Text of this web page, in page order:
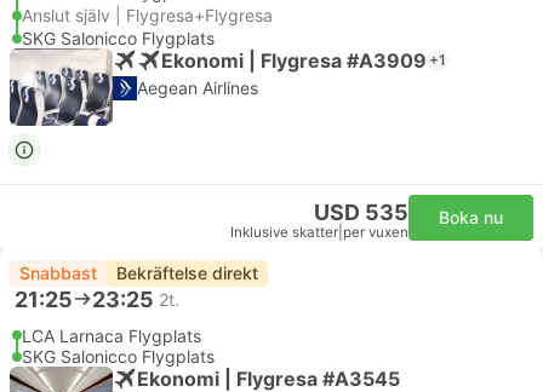
Anslut själv | Flygresa+Flygresa
SKG Salonicco Flygplats
Ekonomi | Flygresa #A3909 +1
Aegean Airlines
USD 535
Inklusive skatter per vuxen
Boka nu
Snabbast Bekräftelse direkt
21:25 23:25 2t.
LCA Larnaca Flygplats
SKG Salonicco Flygplats
Ekonomi | Flygresa #A3545